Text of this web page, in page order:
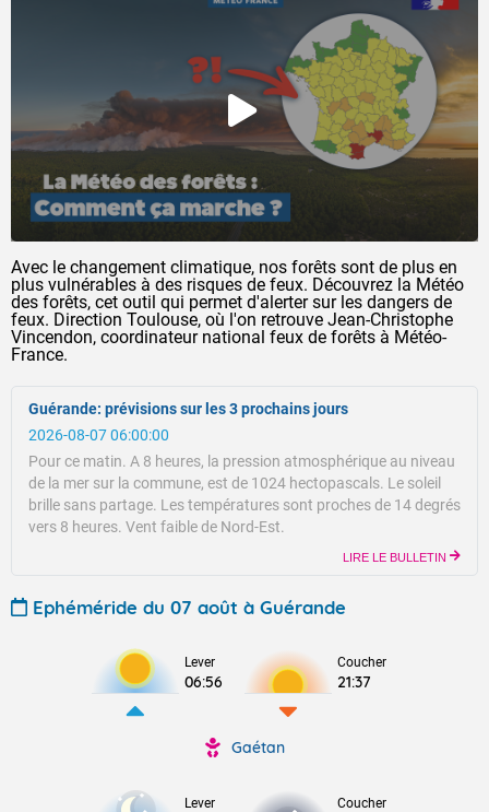
Avec le changement climatique, nos forêts sont de plus en
plus vulnérables à des risques de feux. Découvrez la Météo
des forêts, cet outil qui permet d'alerter sur les dangers de
feux. Direction Toulouse, où l'on retrouve Jean-Christophe
Vincendon, coordinateur national feux de forêts à Météo-
France.
Guérande: prévisions sur les 3 prochains jours
2026-08-07 06:00:00
Pour ce matin. A 8 heures, la pression atmosphérique au niveau
de la mer sur la commune, est de 1024 hectopascals. Le soleil
brille sans partage. Les températures sont proches de 14 degrés
vers 8 heures. Vent faible de Nord-Est.
LIRE LE BULLETIN
Ephéméride du 07 août à Guérande
Lever
06:56
Coucher
21:37
Gaétan
Lever Coucher